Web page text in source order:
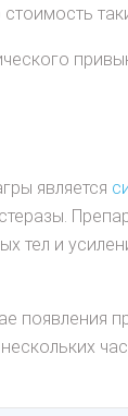
является
тел и
появления